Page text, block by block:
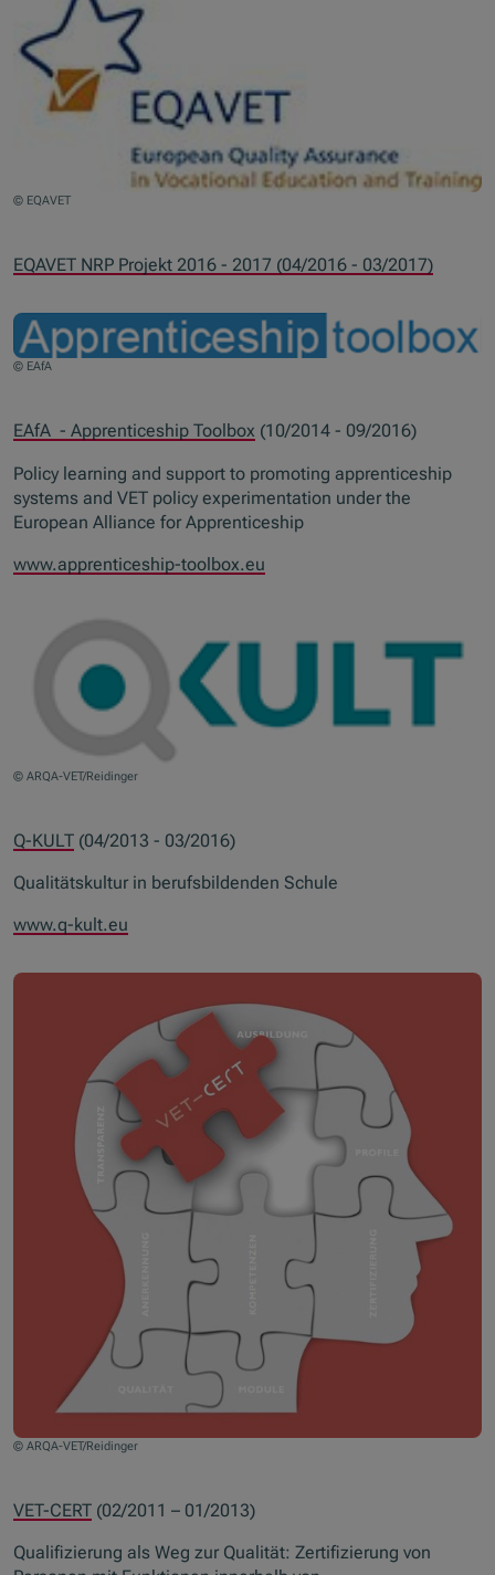
© EQAVET
EQAVET NRP Projekt 2016 - 2017 (04/2016 - 03/2017)
© EAfA
EAfA - Apprenticeship Toolbox (10/2014 - 09/2016)
Policy learning and support to promoting apprenticeship
systems and VET policy experimentation under the
European Alliance for Apprenticeship
www.apprenticeship-toolbox.eu
© ARQA-VET/Reidinger
Q-KULT (04/2013 - 03/2016)
Qualitätskultur in berufsbildenden Schule
www.q-kult.eu
© ARQA-VET/Reidinger
VET-CERT (02/2011 – 01/2013)
Qualifizierung als Weg zur Qualität: Zertifizierung von